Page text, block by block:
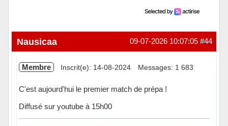
#44
09-07-2026 10:07:05
Nausicaa
Membre Inscrit(e): 14-08-2024 Messages: 1 683
C'est aujourd'hui le premier match de prépa !
Diffusé sur youtube à 15h00